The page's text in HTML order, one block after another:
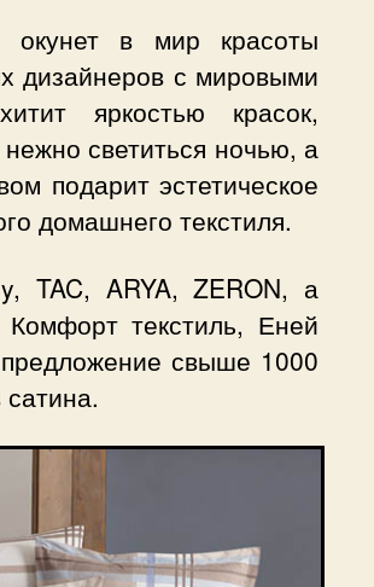
окунет в мир красоты
дизайнеров с мировыми
яркостью красок,
светиться ночью, а
подарит эстетическое
домашнего текстиля.
TAC, ARYA, ZERON, а
текстиль, Еней
свыше 1000